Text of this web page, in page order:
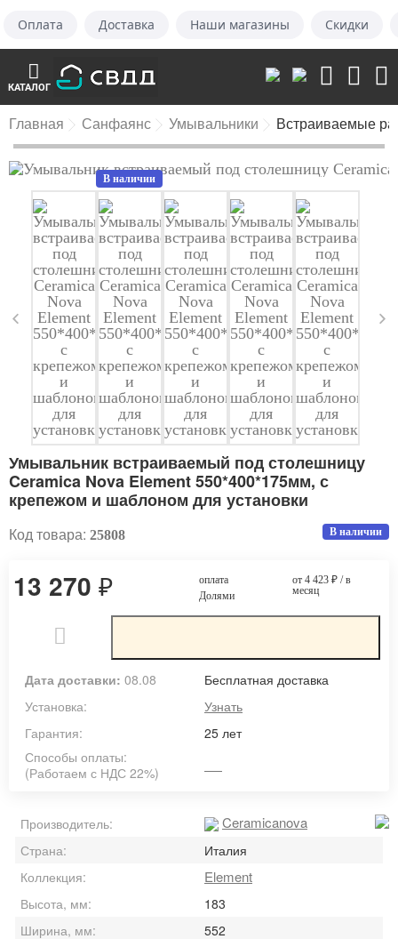
Оплата Доставка Наши магазины Скидки
КАТАЛОГ
Главная Санфаянс Умывальники Встраиваемые
В наличии
Умывальник встраиваемый под столешницу
Ceramica Nova Element 550*400*175мм, с
крепежом и шаблоном для установки
Код товара: 25808 В наличии
13 270 ₽
оплата
Долями
от 4 423 ₽/ в
месяц
Дата доставки: 08.08
Бесплатная доставка
Установка:
Узнать
Гарантия:
25 лет
Способы оплаты:
(Работаем с НДС 22%)
Производитель: Ceramicanova
Страна:
Италия
Коллекция:
Element
Высота, мм:
183
Ширина, мм:
552